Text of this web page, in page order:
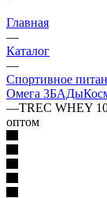
Главная
—
Каталог
—
Спортивное
Омега 3БАДы
—TREC WHEY
оптом